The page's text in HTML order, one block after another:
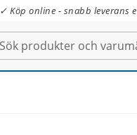
✓ Köp online - snabb leverans